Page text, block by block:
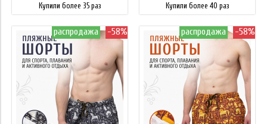
Купили более 35 раз Купили более 40 раз
распродажа -58% распродажа -58%